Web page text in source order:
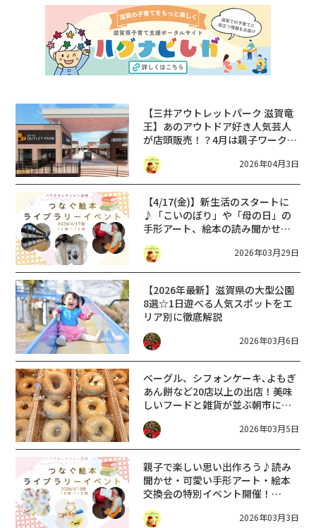
【三井アウトレットパーク 滋賀竜
王】あのアウトドア好き人気芸人
が店頭販売！？4月は親子ワークシ
ョップやミニ鉄道などワクワク満
載♪
2026年04月3日
【4/17(金)】新生活のスタートに
♪「こいのぼり」や「母の日」の
手形アート、絵本の読み聞かせも
楽しめる親子イベント開催！
2026年03月29日
【2026年最新】滋賀県の大型公園
8選☆1日遊べる人気スポットをエ
リア別に徹底解説
2026年03月6日
ベーグル、シフォンケーキ､よもぎ
あん餅など20店以上の出店！美味
しいフードと雑貨が並ぶ朝市にお
でかけしよう♪自転車の無料点検
も実施♪【彦根市】
2026年03月5日
親子で楽しい思い出作ろう♪読み
聞かせ・可愛い手形アート・絵本
交換会の特別イベント開催！
【3/13(金)】つなぐ絵本ライブラ
リー
2026年03月3日